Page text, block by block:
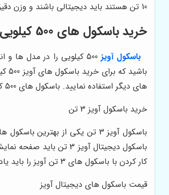
10 تن هستند باید دیجیتالی باشند و وزن دقیق کالاهای متنوع را نشان دهند.
خرید باسکول های 500 کیلویی آویز
باسکول آویز
های دیگر استفاده نمایید. باسکول های 500 کیلویی آویز را با استفاده از مواد اولیه درجه یک تولید می کنند.
خرید باسکول آویز 3 تن
کار کردن با باسکول های 3 تن آویز را باید یاد بگیرید و سپس آنها را بخرید.
قیمت باسکول های دیجیتال آویز